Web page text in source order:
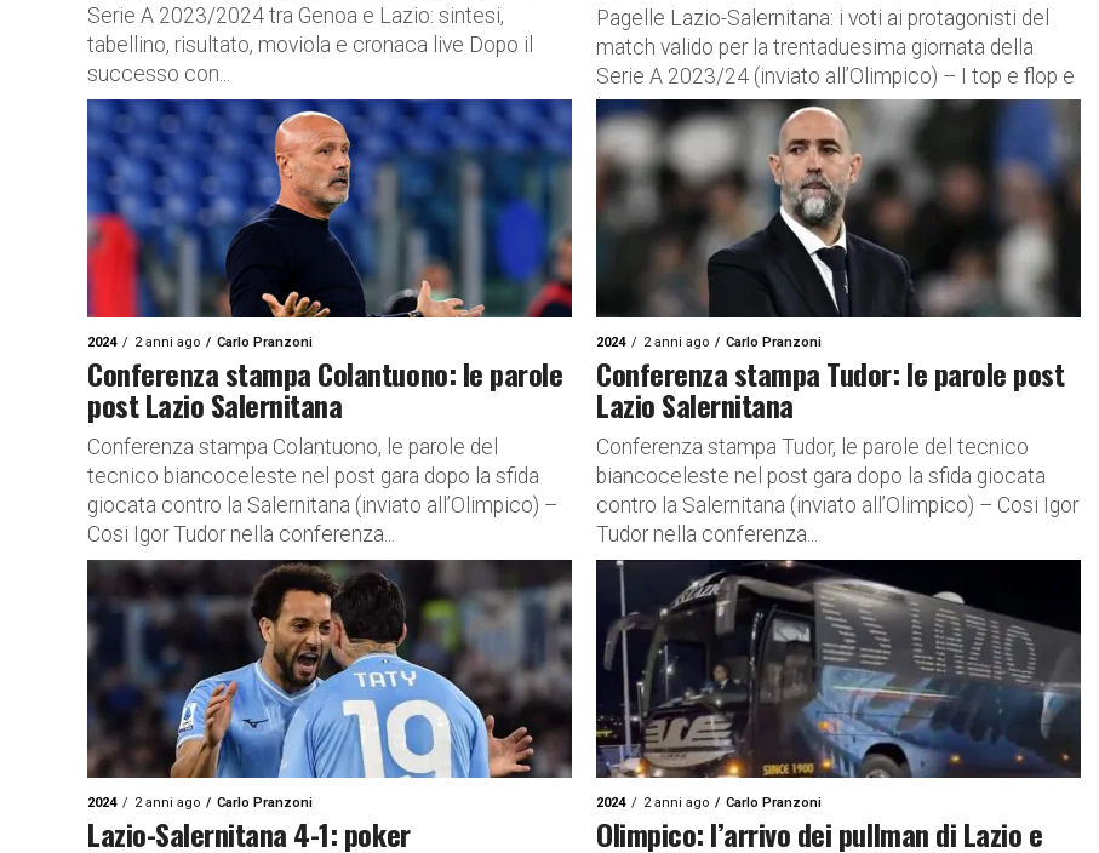
Serie A 2023/2024 tra Genoa e Lazio: sintesi,
tabellino, risultato, moviola e cronaca live Dopo il
successo con...
Pagelle Lazio-Salernitana: i voti ai protagonisti del
match valido per la trentaduesima giornata della
Serie A 2023/24 (inviato all’Olimpico) – I top e flop e
i...
2024 2 anni ago Carlo Pranzoni
Conferenza stampa Colantuono: le parole
post Lazio Salernitana
Conferenza stampa Colantuono, le parole del
tecnico biancoceleste nel post gara dopo la sfida
giocata contro la Salernitana (inviato all’Olimpico) –
Cosi Igor Tudor nella conferenza...
2024 2 anni ago Carlo Pranzoni
Conferenza stampa Tudor: le parole post
Lazio Salernitana
Conferenza stampa Tudor, le parole del tecnico
biancoceleste nel post gara dopo la sfida giocata
contro la Salernitana (inviato all’Olimpico) – Cosi Igor
Tudor nella conferenza...
2024 2 anni ago Carlo Pranzoni
Lazio-Salernitana 4-1: poker
2024 2 anni ago Carlo Pranzoni
Olimpico: l’arrivo dei pullman di Lazio e